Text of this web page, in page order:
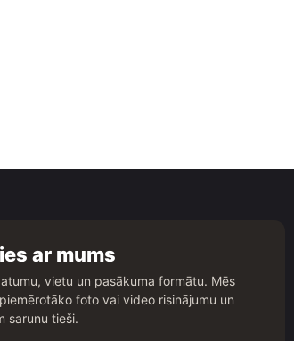
ar mums
vietu un pasākuma formātu. Mēs
foto vai video risinājumu un
sarunu tieši.